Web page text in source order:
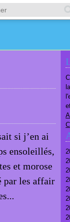
si j’en ai
ensoleillés,
et morose
par les affair